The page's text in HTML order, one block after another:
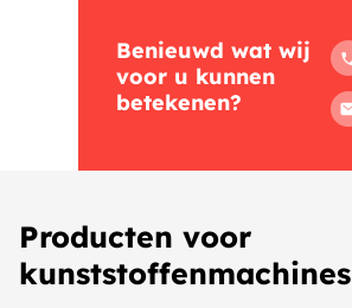
Benieuwd wat wij
voor u kunnen
betekenen?
Producten voor
kunststoffenmachines